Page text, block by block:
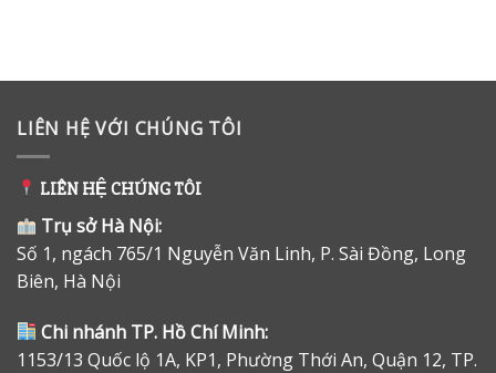
LIÊN HỆ VỚI CHÚNG TÔI
LIÊN HỆ CHÚNG TÔI
Trụ sở Hà Nội:
Số 1, ngách 765/1 Nguyễn Văn Linh, P. Sài Đồng, Long
Biên, Hà Nội
Chi nhánh TP. Hồ Chí Minh:
1153/13 Quốc lộ 1A, KP1, Phường Thới An, Quận 12, TP.